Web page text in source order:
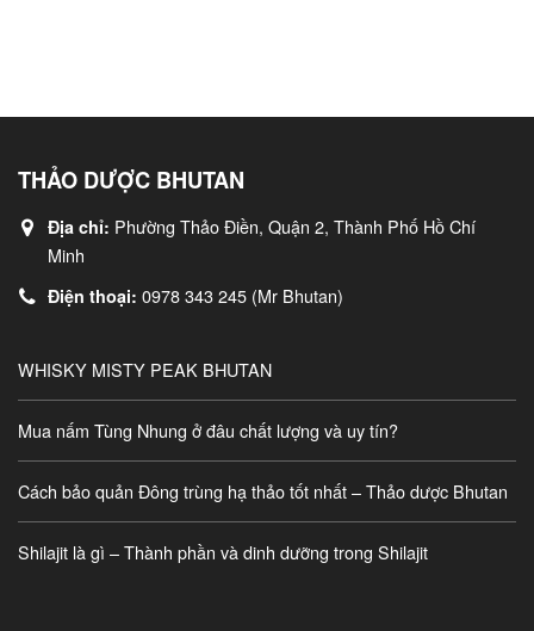
THẢO DƯỢC BHUTAN
Địa chỉ: Phường Thảo Điền, Quận 2, Thành Phố Hồ Chí
Minh
Điện thoại: 0978 343 245 (Mr Bhutan)
WHISKY MISTY PEAK BHUTAN
Mua nấm Tùng Nhung ở đâu chất lượng và uy tín?
Cách bảo quản Đông trùng hạ thảo tốt nhất – Thảo dược Bhutan
Shilajit là gì – Thành phần và dinh dưỡng trong Shilajit